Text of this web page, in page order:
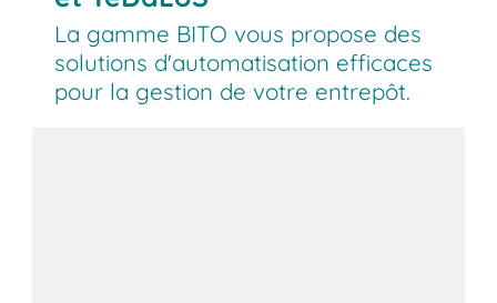
La gamme BITO vous propose des
solutions d'automatisation efficaces
pour la gestion de votre entrepôt.